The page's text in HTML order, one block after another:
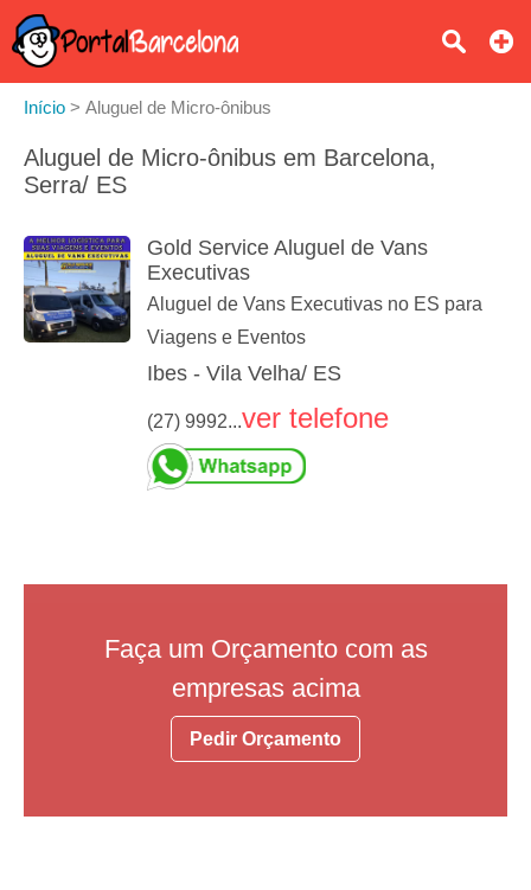
Início > Aluguel de Micro-ônibus
Aluguel de Micro-ônibus em Barcelona,
Serra/ ES
Gold Service Aluguel de Vans
Executivas
Aluguel de Vans Executivas no ES para
Viagens e Eventos
Ibes - Vila Velha/ ES
(27) 9992...ver telefone
Faça um Orçamento com as
empresas acima
Pedir Orçamento